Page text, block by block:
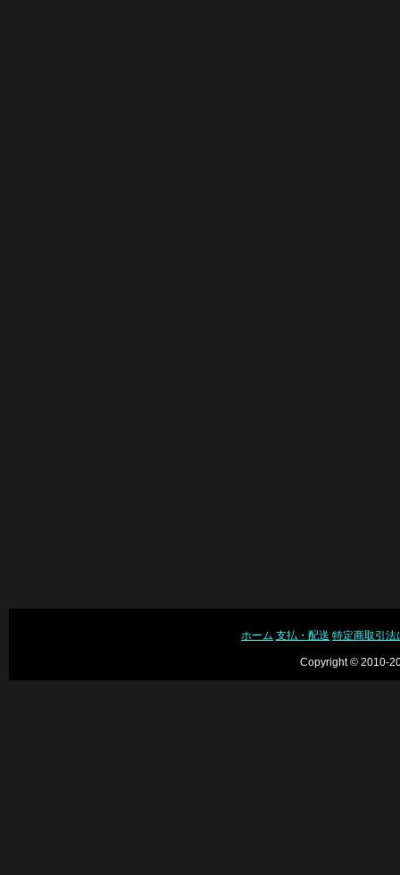
ホーム 支払・配送 特定商取引法
Copyright © 2010-